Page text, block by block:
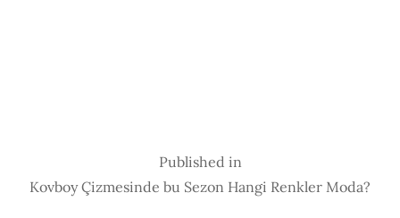
Navigation
Published in
Kovboy Çizmesinde bu Sezon Hangi Renkler Moda?